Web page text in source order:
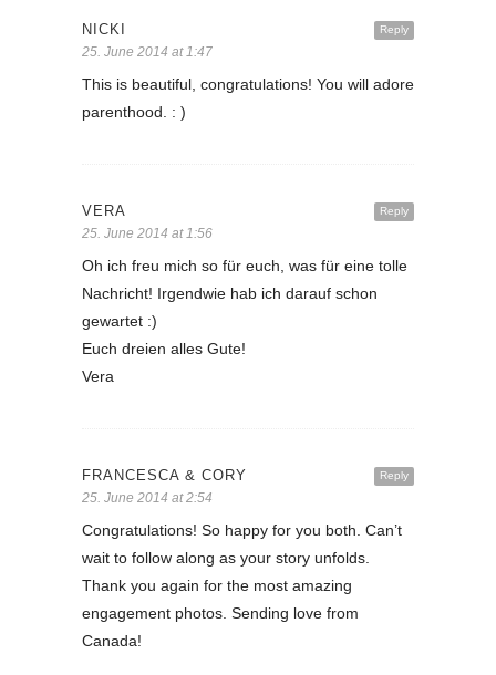
Reply
NICKI
25. June 2014 at 1:47
This is beautiful, congratulations! You will adore
parenthood. : )
Reply
VERA
25. June 2014 at 1:56
Oh ich freu mich so für euch, was für eine tolle
Nachricht! Irgendwie hab ich darauf schon
gewartet :)
Euch dreien alles Gute!
Vera
Reply
FRANCESCA & CORY
25. June 2014 at 2:54
Congratulations! So happy for you both. Can’t
wait to follow along as your story unfolds.
Thank you again for the most amazing
engagement photos. Sending love from
Canada!